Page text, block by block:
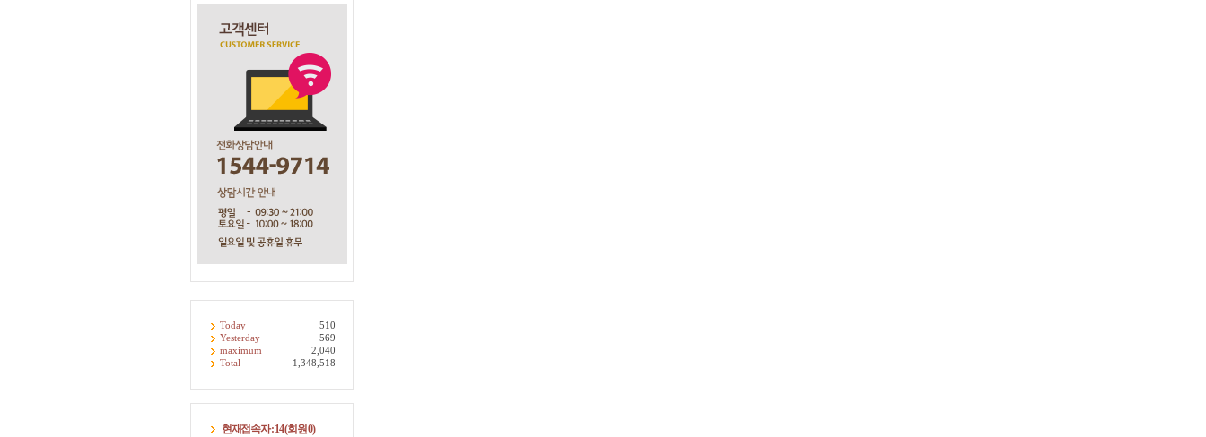
Today
510
Yesterday
569
maximum
2,040
Total
1,348,518
현재접속자 :14(회원0)